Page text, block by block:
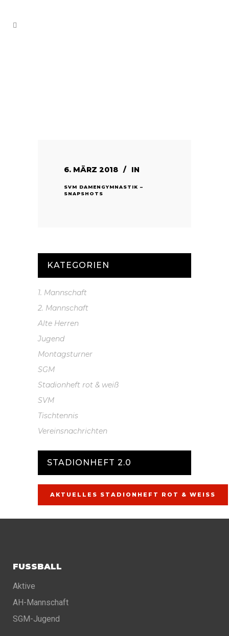
6. MÄRZ 2018 IN
SVM DAMENGYMNASTIK –
SNAPSHOTS
KATEGORIEN
1. Mannschaft
2. Mannschaft
Alte Herren
Jugend
Montagsturner
SGM
Stadionheft rot & weiß
SVM
Tischtennis
Vereinsnachrichten
STADIONHEFT 2.0
AKTUELLES STADIONHEFT ROT & WEISS
FUSSBALL
Aktive
AH-Mannschaft
SGM-Jugend